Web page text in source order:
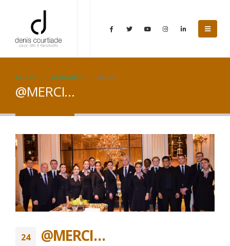
ACCUEIL ACTUALITÉS @MERCI…
@MERCI…
24 @MERCI…